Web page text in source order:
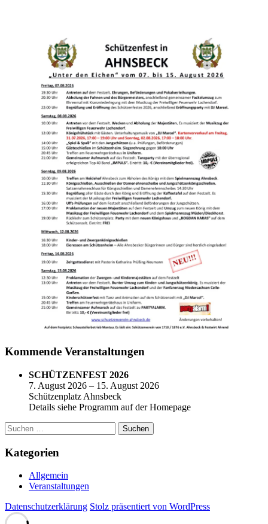
Kommende Veranstaltungen
SCHÜTZENFEST 2026
7. August 2026 – 15. August 2026
Schützenplatz Ahnsbeck
Details siehe Programm auf der Homepage
Suchen
nach:
Kategorien
Allgemein
Veranstaltungen
Datenschutzerklärung Stolz präsentiert von WordPress